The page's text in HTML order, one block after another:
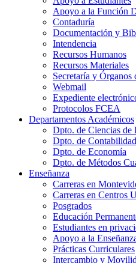
Apoyo a la Función
Contaduría
Documentación y
Intendencia
Recursos Humanos
Recursos Materiales
Secretaría y Órganos
Webmail
Expediente
Protocolos FCEA
Departamentos Académicos
Dpto. de Ciencias de
Dpto. de
Dpto. de Economía
Dpto. de Métodos
Enseñanza
Carreras en
Carreras en Centros
Posgrados
Educación
Estudiantes en
Apoyo a la
Prácticas Curriculares
Intercambio y